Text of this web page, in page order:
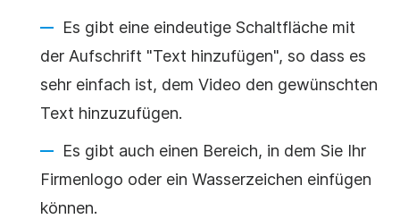
Es gibt eine eindeutige Schaltfläche mit
der Aufschrift "Text hinzufügen", so dass es
sehr einfach ist, dem Video den gewünschten
Text hinzuzufügen.
Es gibt auch einen Bereich, in dem Sie Ihr
Firmenlogo oder ein Wasserzeichen einfügen
können.